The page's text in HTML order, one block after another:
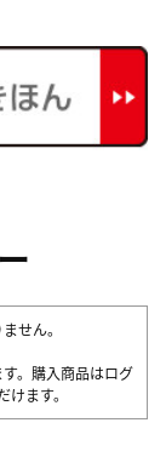
せん。
。購入商品はログ
ます。